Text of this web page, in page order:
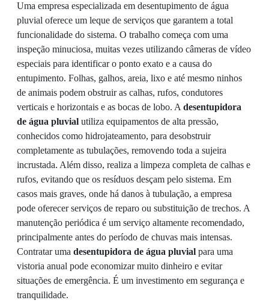
Uma empresa especializada em desentupimento de água
pluvial oferece um leque de serviços que garantem a total
funcionalidade do sistema. O trabalho começa com uma
inspeção minuciosa, muitas vezes utilizando câmeras de vídeo
especiais para identificar o ponto exato e a causa do
entupimento. Folhas, galhos, areia, lixo e até mesmo ninhos
de animais podem obstruir as calhas, rufos, condutores
verticais e horizontais e as bocas de lobo. A desentupidora
de água pluvial utiliza equipamentos de alta pressão,
conhecidos como hidrojateamento, para desobstruir
completamente as tubulações, removendo toda a sujeira
incrustada. Além disso, realiza a limpeza completa de calhas e
rufos, evitando que os resíduos desçam pelo sistema. Em
casos mais graves, onde há danos à tubulação, a empresa
pode oferecer serviços de reparo ou substituição de trechos. A
manutenção periódica é um serviço altamente recomendado,
principalmente antes do período de chuvas mais intensas.
Contratar uma desentupidora de água pluvial para uma
vistoria anual pode economizar muito dinheiro e evitar
situações de emergência. É um investimento em segurança e
tranquilidade.